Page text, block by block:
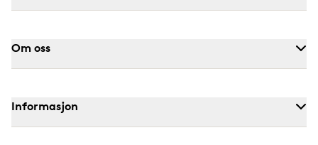
Om oss
Informasjon